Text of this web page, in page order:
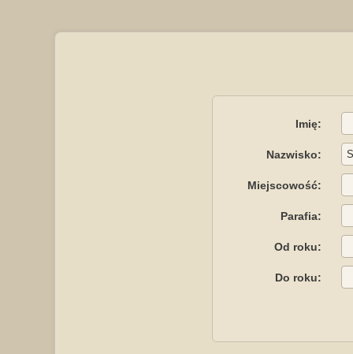
Imię:
Nazwisko:
Miejscowość:
Parafia:
Od roku:
Do roku: